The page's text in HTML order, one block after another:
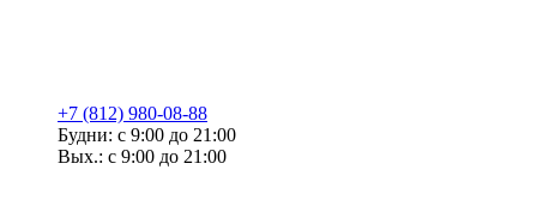
+7 (812) 980-08-88
Будни: с 9:00 до 21:00
Вых.: с 9:00 до 21:00